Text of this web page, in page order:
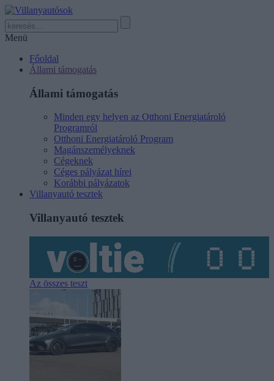
Menü
Főoldal
Állami támogatás
Állami támogatás
Minden egy helyen az Otthoni Energiatároló
Programról
Otthoni Energiatároló Program
Magánszemélyeknek
Cégeknek
Céges pályázat hírei
Korábbi pályázatok
Villanyautó tesztek
Villanyautó tesztek
Az összes teszt